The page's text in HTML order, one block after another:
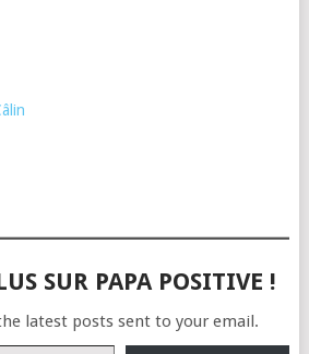
SUR PAPA POSITIVE !
latest posts sent to your email.